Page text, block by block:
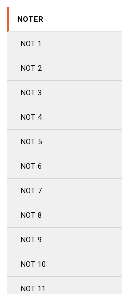
NOTER
NOT 1
NOT 2
NOT 3
NOT 4
NOT 5
NOT 6
NOT 7
NOT 8
NOT 9
NOT 10
NOT 11